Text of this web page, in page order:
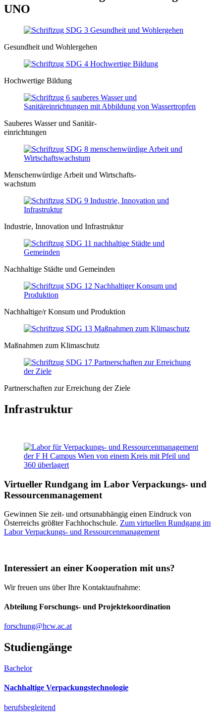
UNO
Gesundheit und Wohlergehen
Hochwertige Bildung
Sauberes Wasser und Sanitär-
einrichtungen
Menschenwürdige Arbeit und Wirtschafts-
wachstum
Industrie, Innovation und Infrastruktur
Nachhaltige Städte und Gemeinden
Nachhaltige/r Konsum und Produktion
Maßnahmen zum Klimaschutz
Partnerschaften zur Erreichung der Ziele
Infrastruktur
Virtueller Rundgang im Labor Verpackungs- und
Ressourcenmanagement
Gewinnen Sie zeit- und ortsunabhängig einen Eindruck von
Österreichs größter Fachhochschule. Zum virtuellen Rundgang im
Labor Verpackungs- und Ressourcenmanagement
Interessiert an einer Kooperation mit uns?
Wir freuen uns über Ihre Kontaktaufnahme:
Abteilung Forschungs- und Projektekoordination
forschung@hcw.ac.at
Studiengänge
Bachelor
Nachhaltige Verpackungstechnologie
berufsbegleitend